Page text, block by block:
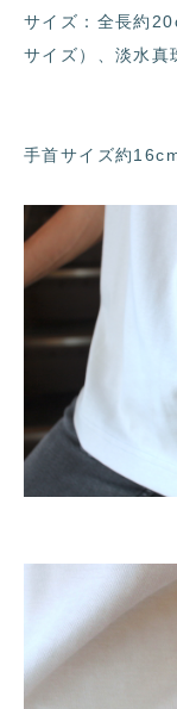
サイズ：全長約
サイズ）、淡水真
手首サイズ約